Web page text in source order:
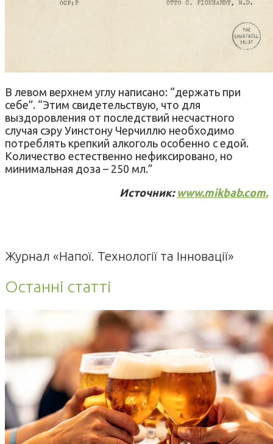
В левом верхнем углу написано: “держать при
себе”. “Этим свидетельствую, что для
выздоровления от последствий несчастного
случая сэру Уинстону Черчиллю необходимо
потреблять крепкий алкоголь особенно с едой.
Количество естественно нефиксировано, но
минимальная доза – 250 мл.”
Источник: www.mikbab.com.
Журнал «Напої. Технології та Інновації»
Останні статті